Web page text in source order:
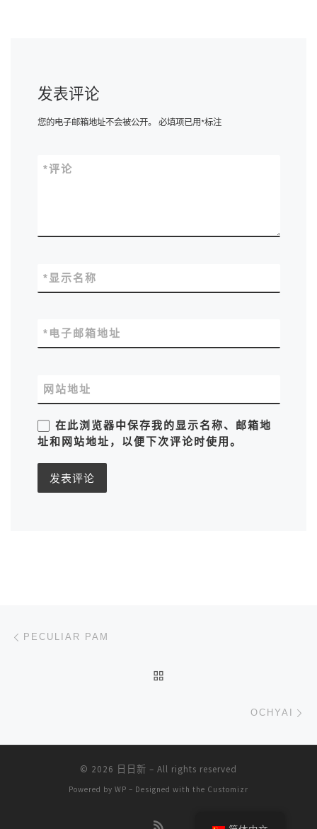
发表评论
您的电子邮箱地址不会被公开。 必填项已用*标注
评论
*
显示名称
*
电子邮箱地址
*
网站地址
在此浏览器中保存我的显示名称、邮箱地
址和网站地址，以便下次评论时使用。
文章导航
PECULIAR PAM
OCHYAI
© 2026 日日新 – All rights reserved
Powered by WP – Designed with the Customizr